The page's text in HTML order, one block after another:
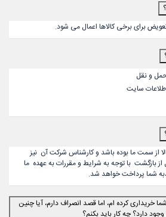
برای برخی کالاها اعمال می شود.
و نقل
سایت
از سمت ما بوده باشد و کارشناس شرکت آن نیز
بازگشت با توجه به شرایط و مقررات به عهده ما
شما پرداخت خواهد شد.
کرده ام، اما قصد انصراف دارم، آیا چنین
دارد؟ چه کار باید بکنم؟